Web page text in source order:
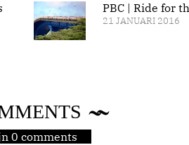
PBC | Ride for
21 JANUARI 2016
0 comments